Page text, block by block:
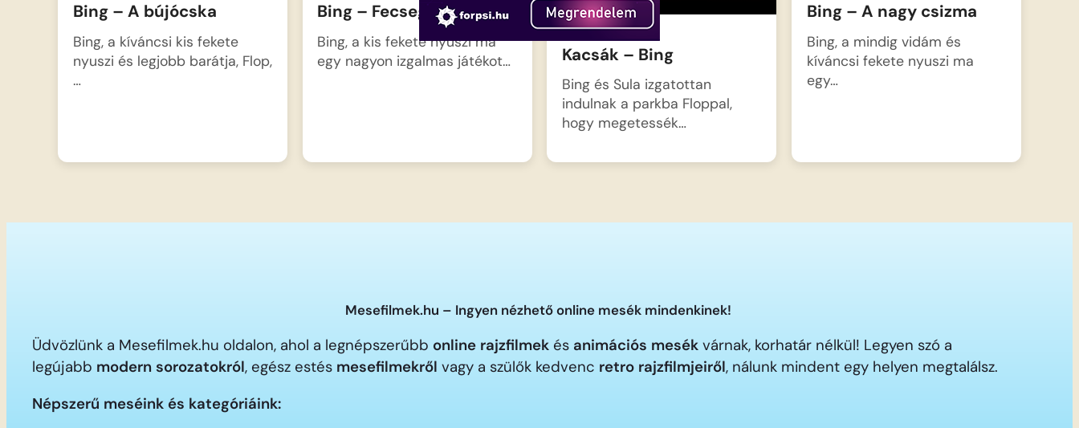
Bing – A bújócska
Bing, a kíváncsi kis fekete
nyuszi és legjobb barátja, Flop,
…
Bing – Fecsegő Taxi
Bing, a kis fekete nyuszi ma
egy nagyon izgalmas játékot…
Kacsák – Bing
Bing és Sula izgatottan
indulnak a parkba Floppal,
hogy megetessék…
Bing – A nagy csizma
Bing, a mindig vidám és
kíváncsi fekete nyuszi ma
egy…
Mesefilmek.hu – Ingyen nézhető online mesék mindenkinek!
Üdvözlünk a Mesefilmek.hu oldalon, ahol a legnépszerűbb online rajzfilmek és animációs mesék várnak, korhatár nélkül! Legyen szó a
legújabb modern sorozatokról, egész estés mesefilmekről vagy a szülők kedvenc retro rajzfilmjeiről, nálunk mindent egy helyen megtalálsz.
Népszerű meséink és kategóriáink: